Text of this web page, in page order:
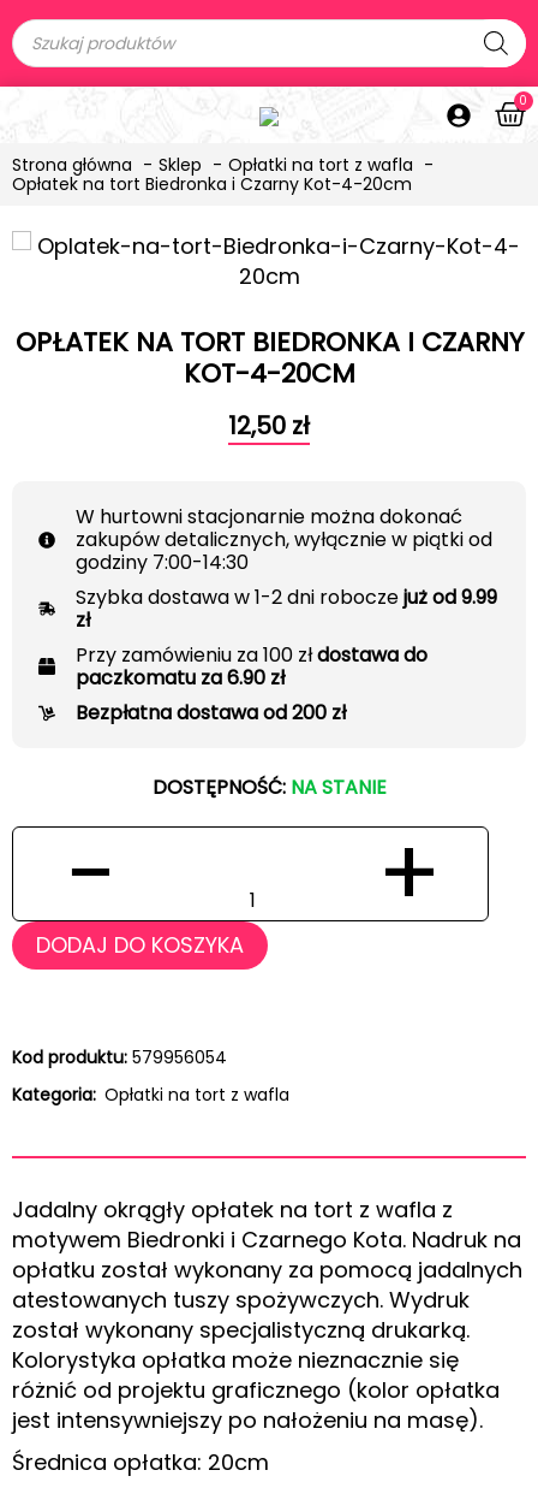
0
Strona główna Sklep
Opłatki na tort z wafla
Opłatek na tort Biedronka i Czarny Kot-4-20cm
OPŁATEK NA TORT BIEDRONKA I CZARNY
KOT-4-20CM
12,50 zł
W hurtowni stacjonarnie można dokonać
zakupów detalicznych, wyłącznie w piątki od
godziny 7:00-14:30
Szybka dostawa w 1-2 dni roboczejuż od 9.99
zł
Przy zamówieniu za 100 złdostawa do
paczkomatu za 6.90 zł
Bezpłatna dostawa od 200 zł
DOSTĘPNOŚĆ: NA STANIE
− +
DODAJ DO KOSZYKA
Kod produktu: 579956054
Kategoria: Opłatki na tort z wafla
Jadalny okrągły opłatek na tort z wafla z
motywem Biedronki i Czarnego Kota. Nadruk na
opłatku został wykonany za pomocą jadalnych
atestowanych tuszy spożywczych. Wydruk
został wykonany specjalistyczną drukarką.
Kolorystyka opłatka może nieznacznie się
różnić od projektu graficznego (kolor opłatka
jest intensywniejszy po nałożeniu na masę).
Średnica opłatka: 20cm